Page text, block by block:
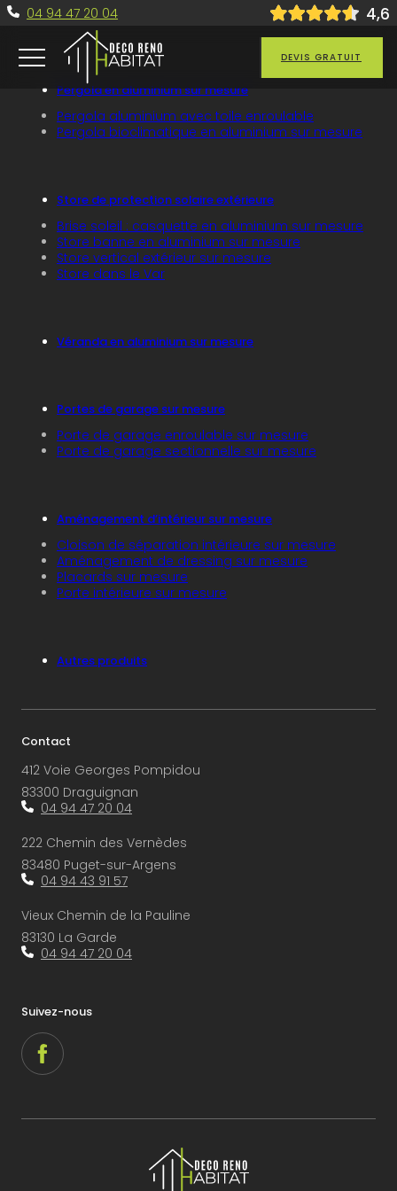
Passer au contenu principal
Passer au pied de page
04 94 47 20 04 4,6
DEVIS GRATUIT
Pergola en aluminium sur mesure
Pergola aluminium avec toile enroulable
Pergola bioclimatique en aluminium sur mesure
Store de protection solaire extérieure
Brise soleil : casquette en aluminium sur mesure
Store banne en aluminium sur mesure
Store vertical extérieur sur mesure
Store dans le Var
Véranda en aluminium sur mesure
Portes de garage sur mesure
Porte de garage enroulable sur mesure
Porte de garage sectionnelle sur mesure
Aménagement d’intérieur sur mesure
Cloison de séparation intérieure sur mesure
Aménagement de dressing sur mesure
Placards sur mesure
Porte intérieure sur mesure
Autres produits
Contact
412 Voie Georges Pompidou
83300 Draguignan
04 94 47 20 04
222 Chemin des Vernèdes
83480 Puget-sur-Argens
04 94 43 91 57
Vieux Chemin de la Pauline
83130 La Garde
04 94 47 20 04
Suivez-nous